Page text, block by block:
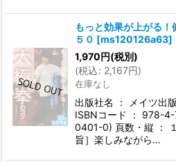
もっと効果が上がる
５０ [ms120126a63]
1,970円(税別)
(税込: 2,167円)
在庫なし
出版社名 ： メイツ出
ISBNコード ： 978-
0401-0) 頁数・縦 ：
旨］楽しみながら…